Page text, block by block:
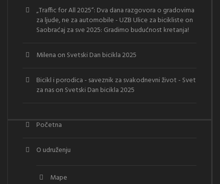
„Traffic for All 2025“: Dva dana razgovora o gradovima
za ljude, ne za automobile - UZB Ulice za bicikliste on
Saobraćaj za sve 2025: Gradimo budućnost kretanja!
Milena on Svetski Dan bicikla 2025
Bicikl i porodica - saveznik za svakodnevni život - Svet
za nason Svetski Dan bicikla 2025
Početna
O udruženju
Mape